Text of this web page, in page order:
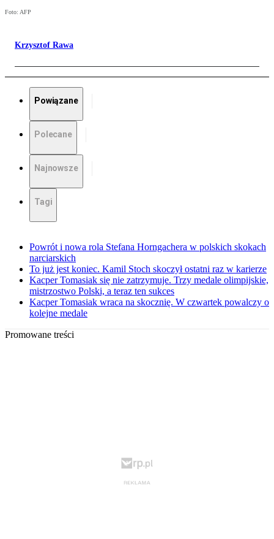
Foto: AFP
Krzysztof Rawa
Powiązane
Polecane
Najnowsze
Tagi
Powrót i nowa rola Stefana Horngachera w polskich skokach
narciarskich
To już jest koniec. Kamil Stoch skoczył ostatni raz w karierze
Kacper Tomasiak się nie zatrzymuje. Trzy medale olimpijskie,
mistrzostwo Polski, a teraz ten sukces
Kacper Tomasiak wraca na skocznię. W czwartek powalczy o
kolejne medale
Promowane treści